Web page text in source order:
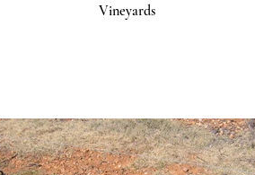
Vineyards